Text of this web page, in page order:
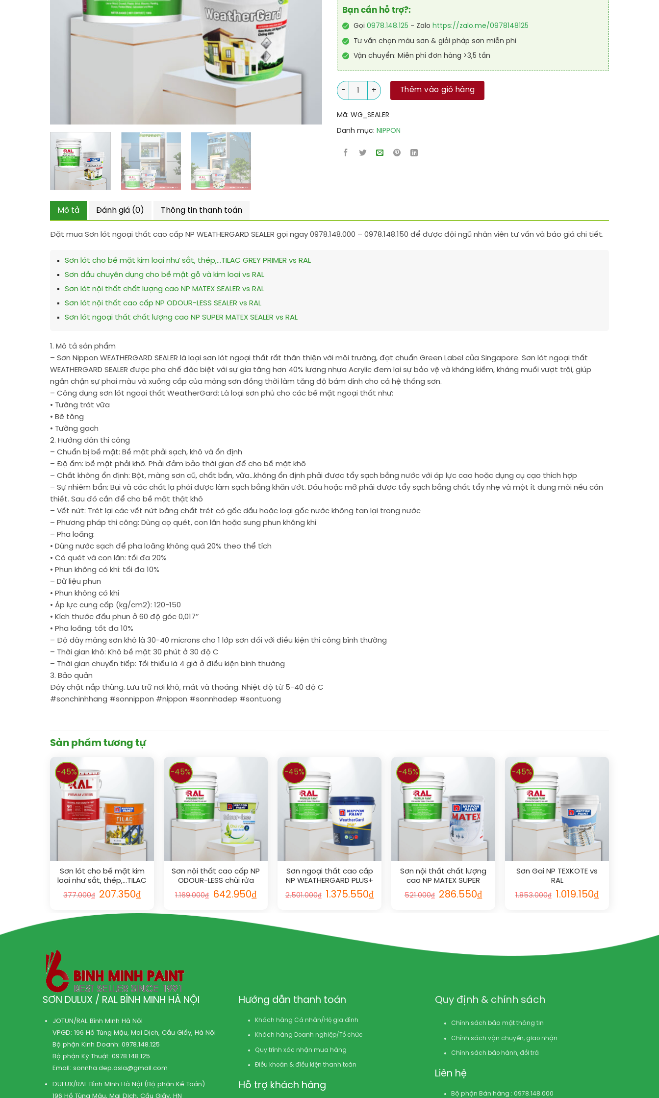
Bạn cần hỗ trợ?:
Gọi 0978.148.125 - Zalo https://zalo.me/0978148125
Tư vấn chọn màu sơn & giải pháp sơn miễn phí
Vận chuyển: Miễn phí đơn hàng >3,5 tấn
Sơn lót ngoại thất cao cấp NP WEATHERGARD SEALER vs RAL số lượng
Thêm vào giỏ hàng
Mã: WG_SEALER
Danh mục: NIPPON
Mô tả Đánh giá (0) Thông tin thanh toán
Đặt mua Sơn lót ngoại thất cao cấp NP WEATHERGARD SEALER gọi ngay 0978.148.000 – 0978.148.150 để được đội ngũ nhân viên tư vấn và báo giá chi tiết.
Sơn lót cho bề mặt kim loại như sắt, thép,…TILAC GREY PRIMER vs RAL
Sơn dầu chuyên dụng cho bề mặt gỗ và kim loại vs RAL
Sơn lót nội thất chất lượng cao NP MATEX SEALER vs RAL
Sơn lót nội thất cao cấp NP ODOUR-LESS SEALER vs RAL
Sơn lót ngoại thất chất lượng cao NP SUPER MATEX SEALER vs RAL
1. Mô tả sản phẩm
– Sơn Nippon WEATHERGARD SEALER là loại sơn lót ngoại thất rất thân thiện với môi trường, đạt chuẩn Green Label của Singapore. Sơn lót ngoại thất
WEATHERGARD SEALER được pha chế đặc biệt với sự gia tăng hơn 40% lượng nhựa Acrylic đem lại sự bảo vệ và kháng kiềm, kháng muối vượt trội, giúp
ngăn chặn sự phai màu và xuống cấp của màng sơn đồng thời làm tăng độ bám dính cho cả hệ thống sơn.
– Công dụng sơn lót ngoại thất WeatherGard: Là loại sơn phủ cho các bề mặt ngoại thất như:
• Tường trát vữa
• Bê tông
• Tường gạch
2. Hướng dẫn thi công
– Chuẩn bị bề mặt: Bề mặt phải sạch, khô và ổn định
– Độ ẩm: bề mặt phải khô. Phải đảm bảo thời gian để cho bề mặt khô
– Chất không ổn định: Bột, màng sơn cũ, chất bẩn, vữa…không ổn định phải được tẩy sạch bằng nước với áp lực cao hoặc dụng cụ cạo thích hợp
– Sự nhiễm bẩn: Bụi và các chất lạ phải được làm sạch bằng khăn ướt. Dầu hoặc mỡ phải được tẩy sạch bằng chất tẩy nhẹ và một ít dung môi nếu cần
thiết. Sau đó cần để cho bề mặt thật khô
– Vết nứt: Trét lại các vết nứt bằng chất trét có gốc dầu hoặc loại gốc nước không tan lại trong nước
– Phương pháp thi công: Dùng cọ quét, con lăn hoặc sung phun không khí
– Pha loãng:
• Dùng nước sạch để pha loãng không quá 20% theo thể tích
• Có quét và con lăn: tối đa 20%
• Phun không có khí: tối đa 10%
– Dữ liệu phun
• Phun không có khí
• Áp lực cung cấp (kg/cm2): 120-150
• Kích thước đầu phun ở 60 độ góc 0,017’’
• Pha loãng: tốt đa 10%
– Độ dày màng sơn khô là 30-40 microns cho 1 lớp sơn đối với điều kiện thi công bình thường
– Thời gian khô: Khô bề mặt 30 phút ở 30 độ C
– Thời gian chuyển tiếp: Tối thiểu là 4 giờ ở điều kiện bình thường
3. Bảo quản
Đậy chặt nắp thùng. Lưu trữ nơi khô, mát và thoáng. Nhiệt độ từ 5-40 độ C
#sonchinhhang #sonnippon #nippon #sonnhadep #sontuong
Sản phẩm tương tự
-45%
Sơn lót cho bề mặt kim
loại như sắt, thép,…TILAC
GREY PRIMER vs RAL
377.000₫ 207.350₫
-45%
Sơn nội thất cao cấp NP
ODOUR-LESS chùi rửa
vượt trội và kháng khuẩn
vs RAL
1.169.000₫ 642.950₫
-45%
Sơn ngoại thất cao cấp
NP WEATHERGARD PLUS+
vs RAL
2.501.000₫ 1.375.550₫
-45%
Sơn nội thất chất lượng
cao NP MATEX SUPER
WHITE vs RAL
521.000₫ 286.550₫
-45%
Sơn Gai NP TEXKOTE vs
RAL
1.853.000₫ 1.019.150₫
SƠN DULUX / RAL BÌNH MINH HÀ NỘI
JOTUN/RAL Bình Minh Hà Nội
VPGD: 196 Hồ Tùng Mậu, Mai Dịch, Cầu Giấy, Hà Nội
Bộ phận Kinh Doanh:0978.148.125
Bộ phận Kỹ Thuật:0978.148.125
Email: sonnha.dep.asia@gmail.com
DULUX/RAL Bình Minh Hà Nội (Bộ phận Kế Toán)
196 Hồ Tùng Mậu, Mai Dịch, Cầu Giấy, HN
Hướng dẫn thanh toán
Khách hàng Cá nhân/Hộ gia đình
Khách hàng Doanh nghiệp/Tổ chức
Quy trình xác nhận mua hàng
Điều khoản & điều kiện thanh toán
Hỗ trợ khách hàng
Quy định & chính sách
Chính sách bảo mật thông tin
Chính sách vận chuyển, giao nhận
Chính sách bảo hành, đổi trả
Liên hệ
Bộ phận Bán hàng : 0978.148.000